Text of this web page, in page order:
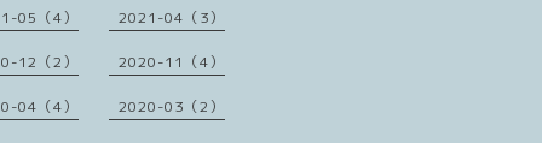
05（4） 2021-04（3）
12（2） 2020-11（4）
04（4） 2020-03（2）